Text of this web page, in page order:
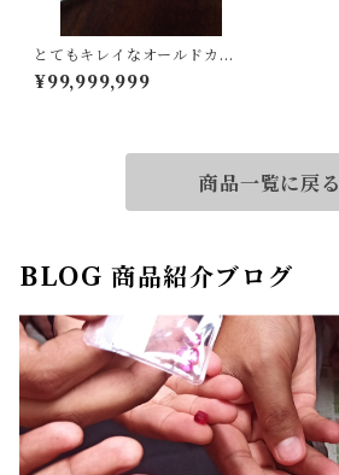
とてもキレイなオールドカッ
ト！ダイヤルース
¥99,999,999
商品一覧に戻る
BLOG 商品紹介ブログ